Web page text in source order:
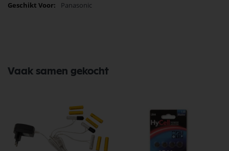
Panasonic
Vaak samen gekocht